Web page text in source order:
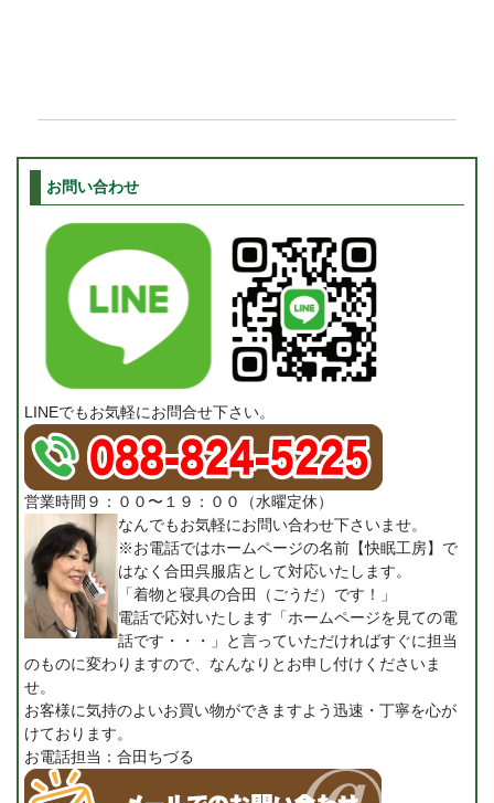
お問い合わせ
LINEでもお気軽にお問合せ下さい。
営業時間９：００〜１９：００（水曜定休）
なんでもお気軽にお問い合わせ下さいませ。
※お電話ではホームページの名前【快眠工房】で
はなく合田呉服店として対応いたします。
「着物と寝具の合田（ごうだ）です！」
電話で応対いたします「ホームページを見ての電
話です・・・」と言っていただければすぐに担当
のものに変わりますので、なんなりとお申し付けくださいま
せ。
お客様に気持のよいお買い物ができますよう迅速・丁寧を心が
けております。
お電話担当：合田ちづる